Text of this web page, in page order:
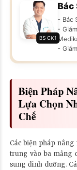
BS CK1
Bác
- Bác
-
-
Biện Pháp
Lựa Chọn
Chế
Các biện pháp
trung vào ba mảng
sung dinh dưỡng.